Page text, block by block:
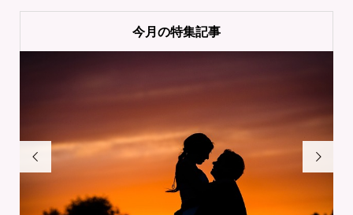
今月の特集記事
 